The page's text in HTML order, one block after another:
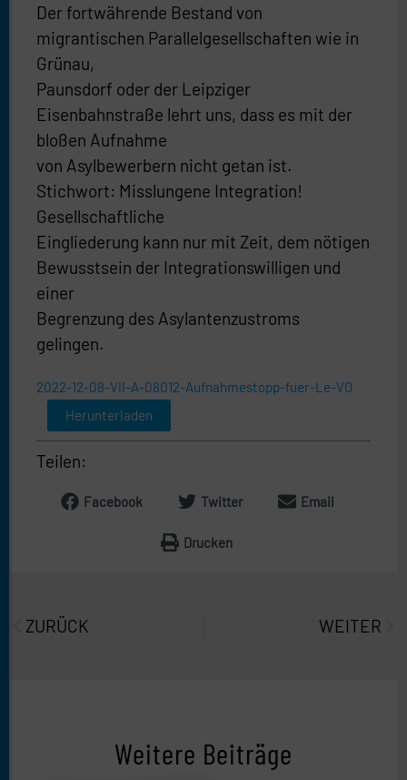
Der fortwährende Bestand von
migrantischen Parallelgesellschaften wie in
Grünau,
Paunsdorf oder der Leipziger
Eisenbahnstraße lehrt uns, dass es mit der
bloßen Aufnahme
von Asylbewerbern nicht getan ist.
Stichwort: Misslungene Integration!
Gesellschaftliche
Eingliederung kann nur mit Zeit, dem nötigen
Bewusstsein der Integrationswilligen und
einer
Begrenzung des Asylantenzustroms
gelingen.
2022-12-08-VII-A-08012-Aufnahmestopp-fuer-Le-VO
Herunterladen
Teilen:
Facebook Twitter Email
Drucken
ZURÜCK WEITER
Weitere Beiträge